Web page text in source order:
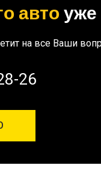
автоуже
на все Ваши
26